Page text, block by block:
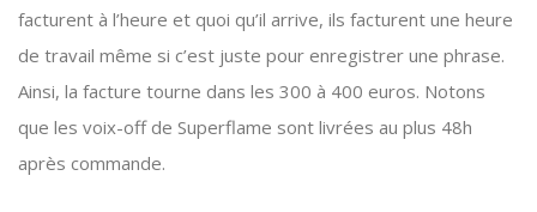
facturent à l’heure et quoi qu’il arrive, ils facturent une heure
de travail même si c’est juste pour enregistrer une phrase.
Ainsi, la facture tourne dans les 300 à 400 euros. Notons
que les voix-off de Superflame sont livrées au plus 48h
après commande.